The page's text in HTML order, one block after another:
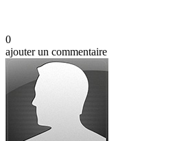
0
ajouter un commentaire